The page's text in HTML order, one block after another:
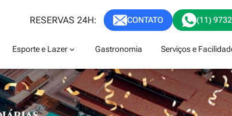
RESERVAS 24H: CONTATO (11)
Esporte e Lazer Gastronomia Serviços e